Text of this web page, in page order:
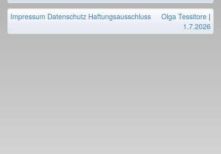
Impressum Datenschutz Haftungsausschluss Olga Tessitore |
1.7.2026